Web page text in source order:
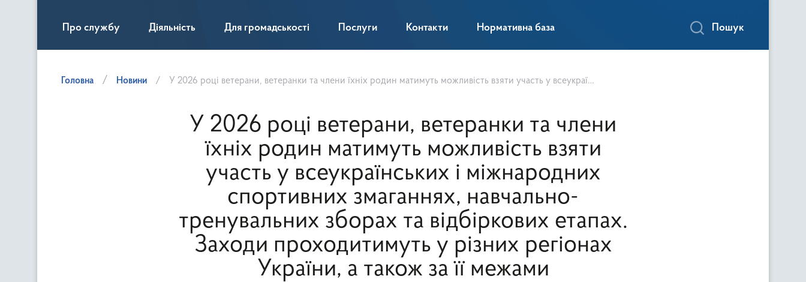
Про службу Діяльність Для громадськості Послуги Контакти Нормативна база Пошук
Головна Новини У 2026 році ветерани, ветеранки та члени їхніх родин матимуть можливість взяти участь у всеукраїнських і міжнародних спортивних змаганнях, навчально-тренувальних зборах та відбіркових етапах. Заходи проходитимуть у різних регіонах України, а також за її межами
У 2026 році ветерани, ветеранки та члени
їхніх родин матимуть можливість взяти
участь у всеукраїнських і міжнародних
спортивних змаганнях, навчально-
тренувальних зборах та відбіркових етапах.
Заходи проходитимуть у різних регіонах
України, а також за її межами